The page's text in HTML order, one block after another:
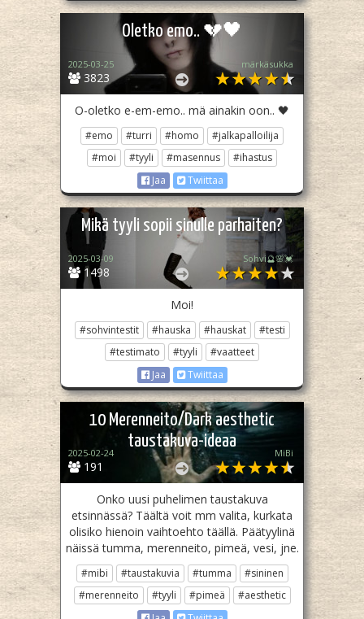
Oletko emo.. 💔🖤
3823
2025-03-25 märkäsukka
O-oletko e-em-emo.. mä ainakin oon.. 🖤
#emo #turri #homo
#jalkapalloilija
#moi
#tyyli #masennus
#ihastus
Jaa
Twiittaa
Mikä tyyli sopii sinulle parhaiten?
1498
2025-03-09 Sohvi🔮🌸💓
Moi!
#sohvintestit #hauska #hauskat
#testi
#testimato
#tyyli
#vaatteet
Jaa
Twiittaa
10 Merenneito/Dark aesthetic
taustakuva-ideaa
191
2025-02-24 MiBi
Onko uusi puhelimen taustakuva
etsinnässä? Täältä voit mm valita, kurkata
olisiko hienoin vaihtoehto täällä. Päätyylinä
näissä tumma, merenneito, pimeä, vesi, jne.
#mibi #taustakuvia #tumma
#sininen
#merenneito
#tyyli #pimeä
#aesthetic